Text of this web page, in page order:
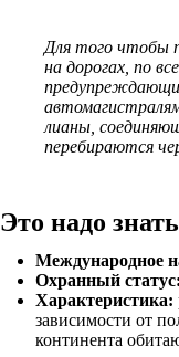
Для того чтобы
на дорогах, по
лианы,
перебираются
Это надо знать
Международное
Охранный статус:
Характеристика:
зависимости от
континента